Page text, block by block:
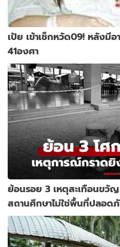
เป้ย เข้าเช็กหวัด09! หลังมี
41องศา
ย้อนรอย 3 เหตุสะเทือนขวัญ
สถานศึกษาไม่ใช่พื้นที่ปลอด